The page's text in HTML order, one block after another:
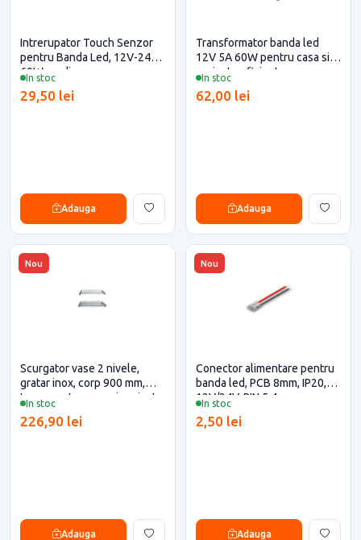
In stoc
Intrerupator Touch Senzor
pentru Banda Led, 12V-24V,
60W, cu dimare
29,50 lei
Adauga
In stoc
Transformator banda led
12V 5A 60W pentru casa si
proiecte eficiente
62,00 lei
Adauga
Nou
In stoc
Scurgator vase 2 nivele,
gratar inox, corp 900 mm,
Inoxa pentru casa si proiecte
226,90 lei
Adauga
Nou
In stoc
Conector alimentare pentru
banda led, PCB 8mm, IP20,
12V/24V, PIN 5.4mm
2,50 lei
Adauga